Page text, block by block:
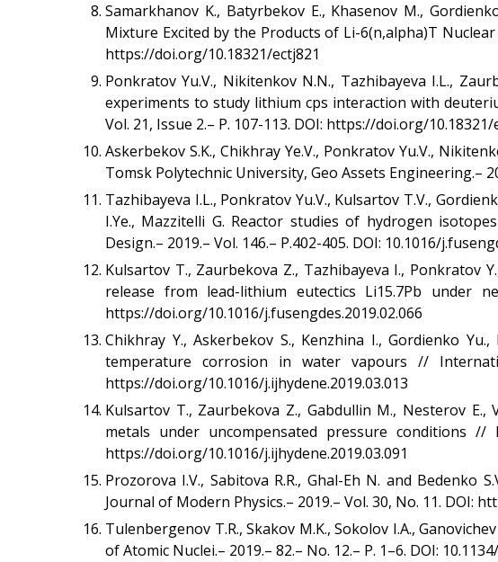
Samarkhanov K., Batyrbekov E., Khasenov M.,
Mixture Excited by the Products of Li-6(n,alpha)T Nuclear
https://doi.org/10.18321/ectj821
Ponkratov Yu.V., Nikitenkov N.N., Tazhibayeva I.L.,
experiments to study lithium cps interaction with
Vol. 21, Issue 2.– P. 107-113. DOI: https://doi.org/10.18321/
Askerbekov S.K., Chikhray Ye.V., Ponkratov Yu.V.,
Tomsk Polytechnic University, Geo Assets Engineering.–
Tazhibayeva I.L., Ponkratov Yu.V., Kulsartov T.V.,
I.Ye., Mazzitelli G. Reactor studies of hydrogen
Design.– 2019.– Vol. 146.– P.402-405. DOI: 10.1016/
Kulsartov T., Zaurbekova Z., Tazhibayeva I., Ponkratov
release from lead-lithium eutectics Li15.7Pb under
https://doi.org/10.1016/j.fusengdes.2019.02.066
Chikhray Y., Askerbekov S., Kenzhina I., Gordienko
temperature corrosion in water vapours //
https://doi.org/10.1016/j.ijhydene.2019.03.013
Kulsartov T., Zaurbekova Z., Gabdullin M., Nesterov
metals under uncompensated pressure conditions //
https://doi.org/10.1016/j.ijhydene.2019.03.091
Prozorova I.V., Sabitova R.R., Ghal-Eh N. and
Journal of Modern Physics.– 2019.– Vol. 30, No. 11. DOI:
Tulenbergenov T.R., Skakov M.K., Sokolov I.A.,
of Atomic Nuclei.– 2019.– 82.– No. 12.– P. 1–6. DOI: